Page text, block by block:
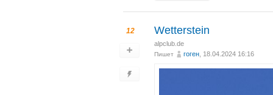
12 Wetterstein
alpclub.de
Пишет гоген , 18.04.2024 16:16